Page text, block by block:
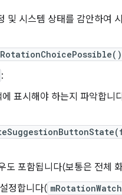
및 시스템 상태를 감안하여
:
표시해야 하는지 파악합니
도 포함됩니다(보통은 전체
정합니다(